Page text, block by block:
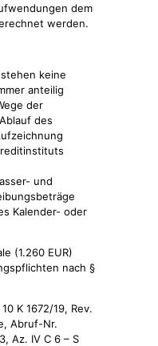
dem
werden.
keine
anteilig
der
des
und
Kalender- oder
(1.260 EUR)
nach §
K 1672/19, Rev.
Abruf-Nr.
Az. IV C 6 – S